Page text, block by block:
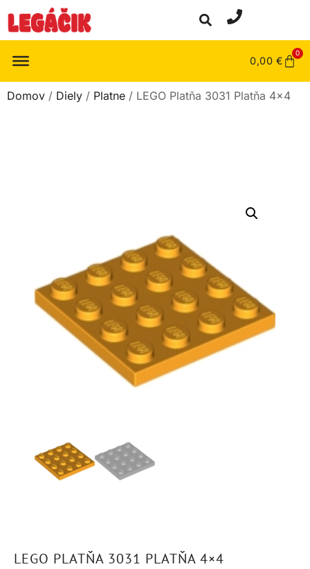
0,00 €
0
Domov / Diely / Platne / LEGO Platňa 3031 Platňa 4×4
LEGO PLATŇA 3031 PLATŇA 4×4